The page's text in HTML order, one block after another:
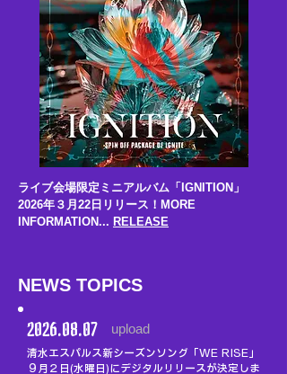
ライブ会場限定ミニアルバム「IGNITION」
2026年３月22日リリース！ MORE
INFORMATION... RELEASE
NEWS TOPICS
2026.08.07 upload
清水エスパルス新シーズンソング「WE RISE」
９月２日(水曜日)にデジタルリリースが決定しま